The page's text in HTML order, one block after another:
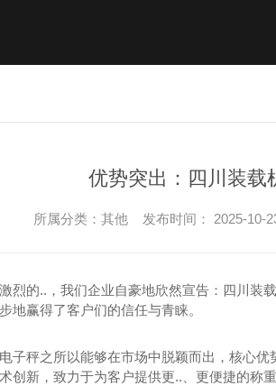
优势突出：四川装载
所属分类：其他 发布时间： 2025-10-
烈的..，我们企业自豪地欣然宣告：四川装
地赢得了客户们的信任与青睐。
子秤之所以能够在市场中脱颖而出，核心
创新，致力于为客户提供更..、更便捷的称